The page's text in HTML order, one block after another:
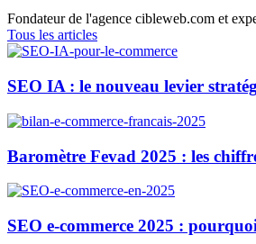
Fondateur de l'agence cibleweb.com et
Tous les articles
SEO IA : le nouveau levier
Baromètre Fevad 2025 : les
SEO e-commerce 2025 :